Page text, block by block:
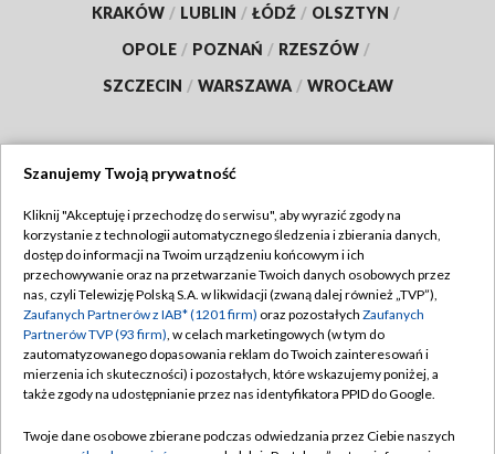
KRAKÓW / LUBLIN / ŁÓDŹ / OLSZTYN /
OPOLE / POZNAŃ / RZESZÓW /
SZCZECIN / WARSZAWA / WROCŁAW
TVP
Abonament TVP
Emisja w TVP
Centrum informacji TVP
Naziemna Telewizja Cyfrowa
Regulamin TVP
Polityka prywatności
Moje zgody
Pomoc
Szanujemy Twoją prywatność
Kliknij "Akceptuję i przechodzę do serwisu", aby wyrazić zgody na
korzystanie z technologii automatycznego śledzenia i zbierania danych,
dostęp do informacji na Twoim urządzeniu końcowym i ich
przechowywanie oraz na przetwarzanie Twoich danych osobowych przez
nas, czyli Telewizję Polską S.A. w likwidacji (zwaną dalej również „TVP”),
Zaufanych Partnerów z IAB* (1201 firm) oraz pozostałych Zaufanych
Partnerów TVP (93 firm), w celach marketingowych (w tym do
zautomatyzowanego dopasowania reklam do Twoich zainteresowań i
mierzenia ich skuteczności) i pozostałych, które wskazujemy poniżej, a
także zgody na udostępnianie przez nas identyfikatora PPID do Google.
Twoje dane osobowe zbierane podczas odwiedzania przez Ciebie naszych